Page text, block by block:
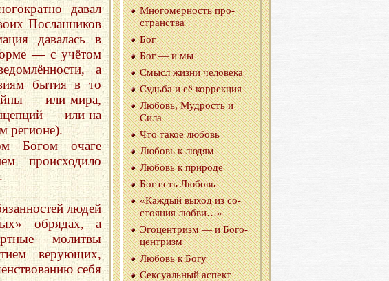
давал
Посланников
давалась в
— с учётом
а
бытия в то
— или мира,
— или на
регионе).
Богом очаге
происходило
людей
обрядах, а
молитвы
верующих,
себя
Мно­го­мер­ность про­
стран­ства
Бог
Бог — и мы
Смысл жизни че­ло­ве­ка
Судь­ба и её кор­рек­ция
Лю­бовь, Муд­рость и
Сила
Что такое лю­бовь
Лю­бовь к людям
Лю­бовь к при­ро­де
Бог есть Лю­бовь
«Каж­дый выход из со­
сто­я­ния любви…»
Эго­цен­тризм — и Бо­го­
цен­тризм
Лю­бовь к Богу
Сек­су­аль­ный ас­пект